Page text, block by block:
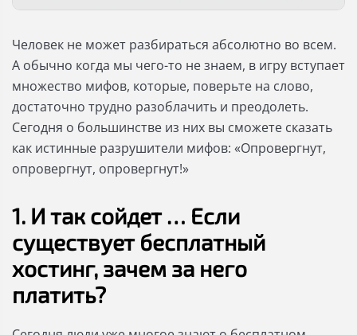
Человек не может разбираться абсолютно во всем.
А обычно когда мы чего-то не знаем, в игру вступает
множество мифов, которые, поверьте на слово,
достаточно трудно разоблачить и преодолеть.
Сегодня о большинстве из них вы сможете сказать
как истинные разрушители мифов: «Опровергнут,
опровергнут, опровергнут!»
1. И так сойдет … Если
существует бесплатный
хостинг, зачем за него
платить?